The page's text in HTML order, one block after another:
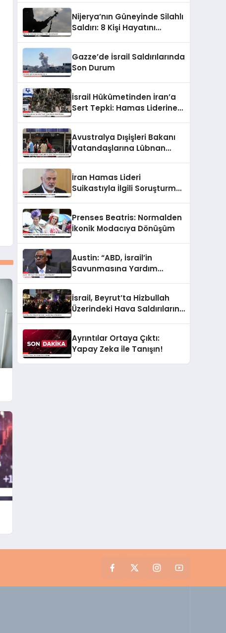
Nijerya’nın Güneyinde Silahlı
Saldırı: 8 Kişi Hayatını
Gazze’de İsrail Saldırılarında
Son Durum
İsrail Hükümetinden İran’a
Sert Tepki: Hamas Liderine
Avustralya Dışişleri Bakanı
Vatandaşlarına Lübnan
İran Hamas Lideri
Suikastıyla İlgili Soruşturma
Prenses Beatris: Normalden
İkonik Modacıya Dönüşüm
Austin: “ABD, İsrail’in
Savunmasına Yardım
İsrail, Beyrut’ta Hizbullah
Üzerindeki Hava Saldırılarını
Ayrıntılar Ortaya Çıktı:
Yapay Zeka ile Tanışın!